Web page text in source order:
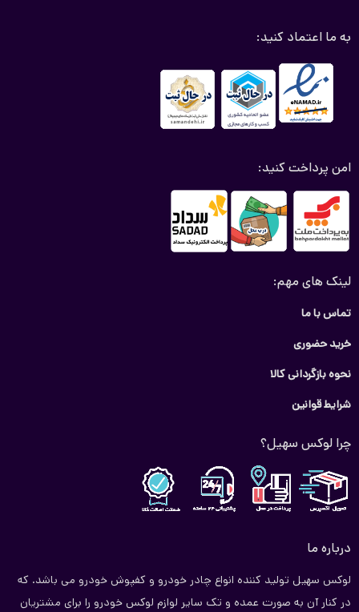
به ما اعتماد کنید:
امن پرداخت کنید:
لینک های مهم:
تماس با ما
خرید حضوری
نحوه بازگردانی کالا
شرایط قوانین
چرا لوکس سهیل؟
درباره ما
لوکس سهیل تولید کننده انواع چادر خودرو و کفپوش خودرو می باشد. که
در کنار آن به صورت عمده و تک سایر لوازم لوکس خودرو را برای مشتریان